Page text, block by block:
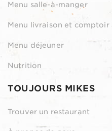
Menu salle-à-manger
Menu livraison et comptoir
Menu déjeuner
Nutrition
TOUJOURS MIKES
Trouver un restaurant